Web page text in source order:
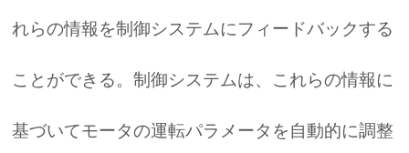
れらの情報を制御システムにフィードバックする
ことができる。制御システムは、これらの情報に
基づいてモータの運転パラメータを自動的に調整